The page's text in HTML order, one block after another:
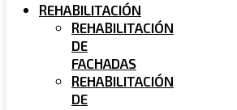
REHABILITACIÓN
REHABILITACIÓN
DE
FACHADAS
REHABILITACIÓN
DE